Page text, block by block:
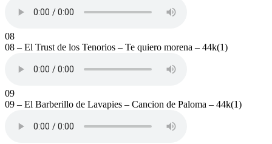
08
08 – El Trust de los Tenorios – Te quiero morena – 44k(1)
09
09 – El Barberillo de Lavapies – Cancion de Paloma – 44k(1)